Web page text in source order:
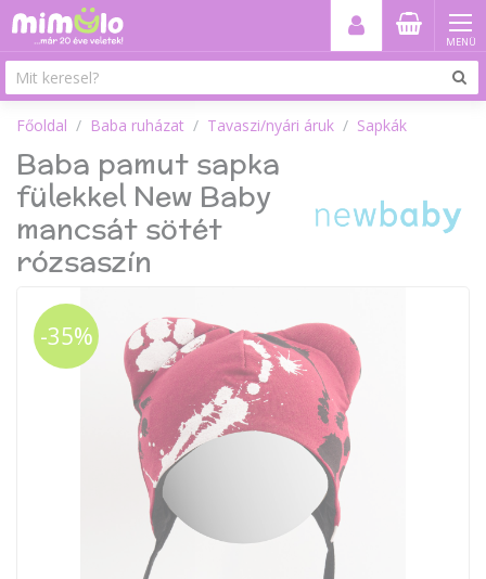
MENÜ
Főoldal Baba ruházat Tavaszi/nyári áruk Sapkák
Baba pamut sapka
fülekkel New Baby
mancsát sötét
rózsaszín
-35%